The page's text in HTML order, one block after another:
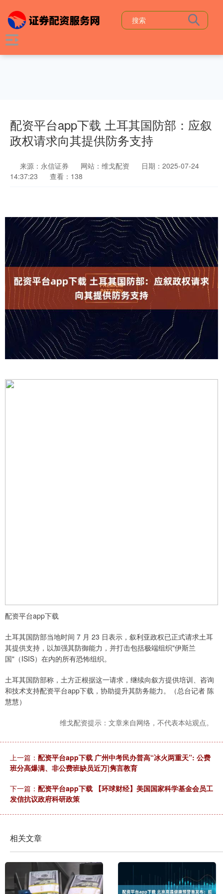
配资平台app下载 土耳其国防部：应叙
政权请求向其提供防务支持
来源：永信证券 网站：维戈配资
日期：2025-07-24
14:37:23
查看：138
配资平台app下载
土耳其国防部当地时间 7 月 23 日表示，叙利亚政权已正式请求土耳
其提供支持，以加强其防御能力，并打击包括极端组织"伊斯兰
国"（ISIS）在内的所有恐怖组织。
土耳其国防部称，土方正根据这一请求，继续向叙方提供培训、咨询
和技术支持配资平台app下载，协助提升其防务能力。（总台记者 陈
慧慧）
维戈配资提示：文章来自网络，不代表本站观点。
上一篇： 配资平台app下载 广州中考民办普高“冰火两重天”: 公费
班分高爆满、非公费班缺员近万|隽言教育
下一篇： 配资平台app下载 【环球财经】美国国家科学基金会员工
发信抗议政府科研政策
相关文章